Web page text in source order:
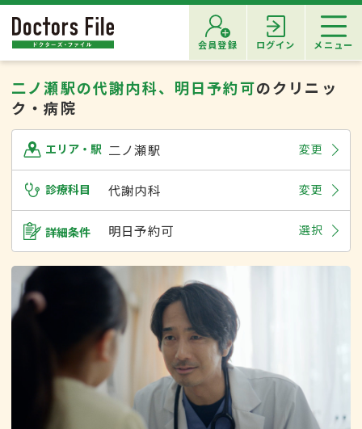
会員登録 ログイン メニュー
二ノ瀬駅の代謝内科、明日予約可のクリニッ
ク・病院
エリア・駅 二ノ瀬駅 変更
診療科目 代謝内科 変更
詳細条件 明日予約可 選択